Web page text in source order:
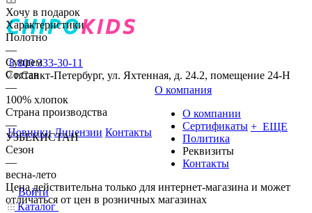
8 800 333-30-11
г.Санкт-Петербург, ул. Яхтенная, д. 24.2, помещение 24-Н
Новинки Лицензии Контакты
О компания
О компании
Сертификаты
Политика
Реквизиты
Контакты
+ ЕЩЕ
Войти
Каталог
Хочу в подарок
Характеристики
Полотно
—
Супрем
Состав
—
100% хлопок
Страна производства
—
УЗБЕКИСТАН
Сезон
—
весна-лето
Цена действительна только для интернет-магазина и может
отличаться от цен в розничных магазинах